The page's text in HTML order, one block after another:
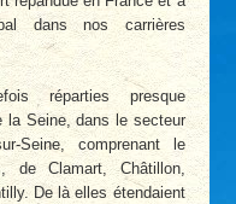
dans nos carrières
réparties presque
la Seine, dans le secteur
Seine, comprenant le
de Clamart, Châtillon,
De là elles étendaient